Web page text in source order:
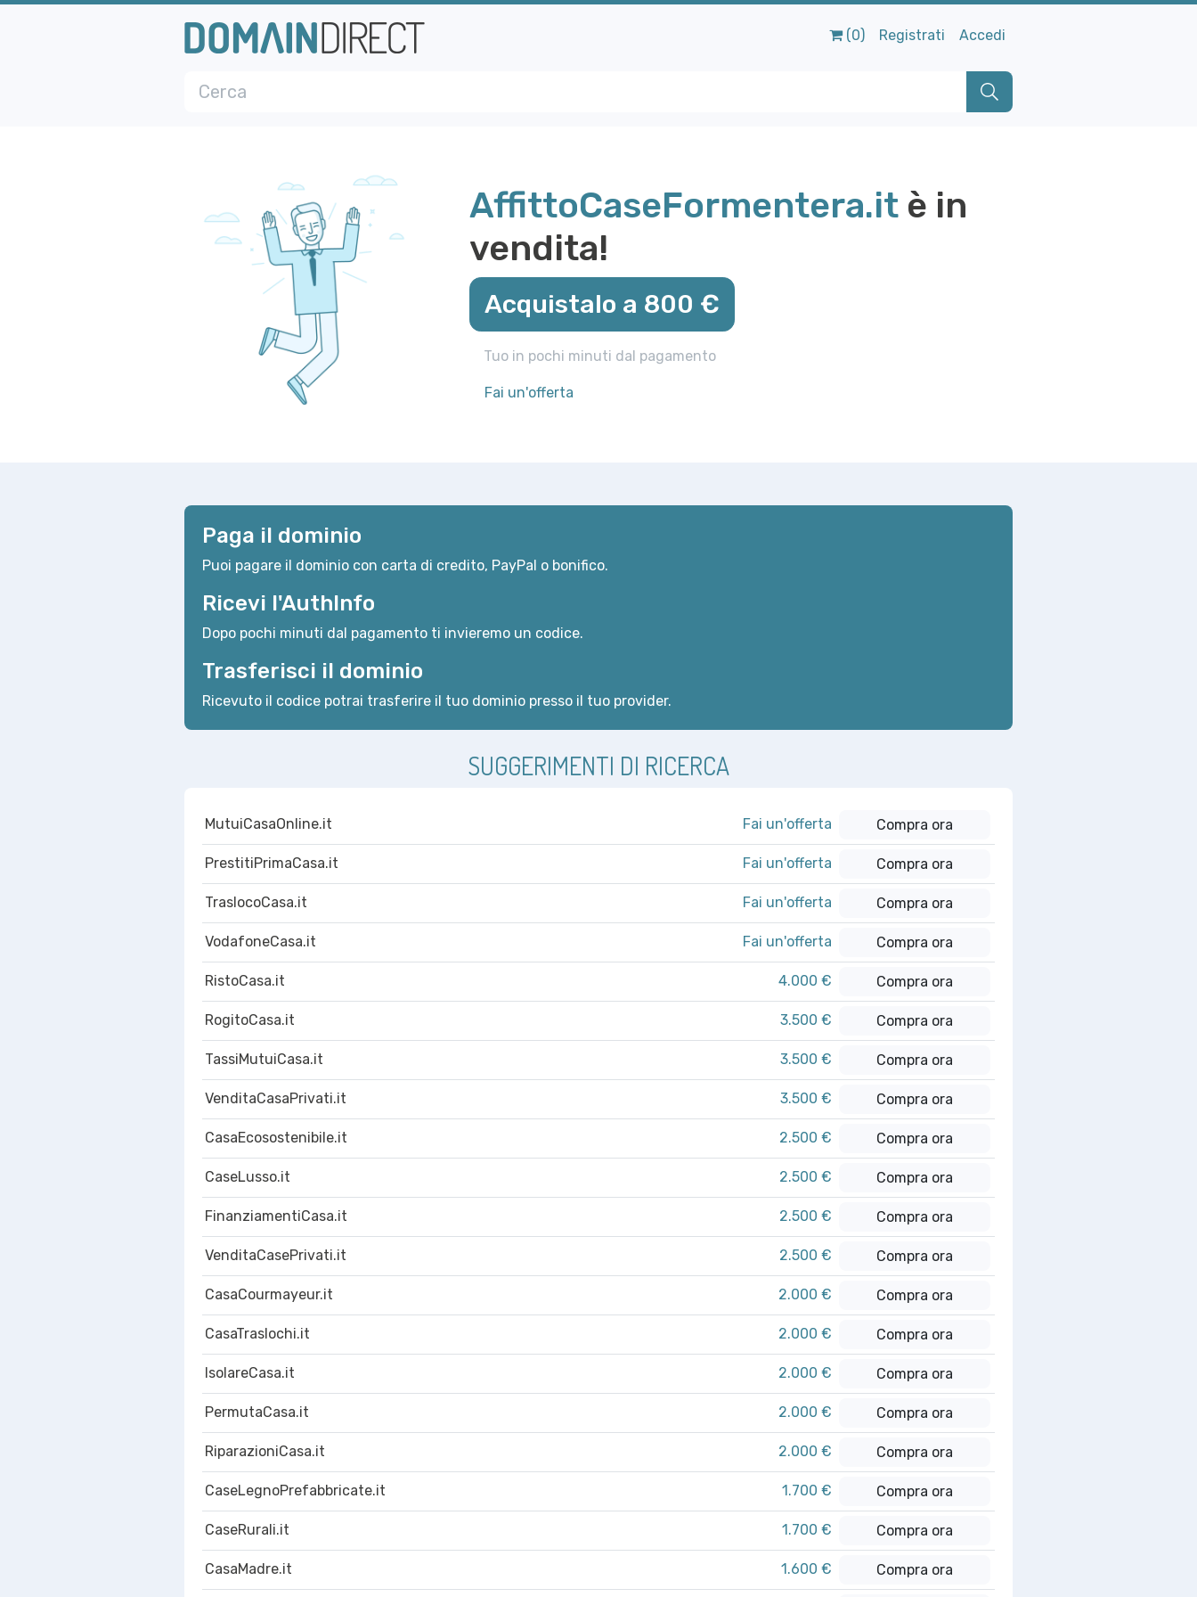
(0) Registrati Accedi
AffittoCaseFormentera.itè in
vendita!
Acquistalo a 800 €
Tuo in pochi minuti dal pagamento
Fai un'offerta
Paga il dominio
Puoi pagare il dominio con carta di credito, PayPal o bonifico.
Ricevi l'AuthInfo
Dopo pochi minuti dal pagamento ti invieremo un codice.
Trasferisci il dominio
Ricevuto il codice potrai trasferire il tuo dominio presso il tuo provider.
SUGGERIMENTI DI RICERCA
MutuiCasaOnline.it Fai un'offerta Compra ora
PrestitiPrimaCasa.it Fai un'offerta Compra ora
TraslocoCasa.it Fai un'offerta Compra ora
VodafoneCasa.it Fai un'offerta Compra ora
RistoCasa.it 4.000 € Compra ora
RogitoCasa.it 3.500 € Compra ora
TassiMutuiCasa.it 3.500 € Compra ora
VenditaCasaPrivati.it 3.500 € Compra ora
CasaEcosostenibile.it 2.500 € Compra ora
CaseLusso.it 2.500 € Compra ora
FinanziamentiCasa.it 2.500 € Compra ora
VenditaCasePrivati.it 2.500 € Compra ora
CasaCourmayeur.it 2.000 € Compra ora
CasaTraslochi.it 2.000 € Compra ora
IsolareCasa.it 2.000 € Compra ora
PermutaCasa.it 2.000 € Compra ora
RiparazioniCasa.it 2.000 € Compra ora
CaseLegnoPrefabbricate.it 1.700 € Compra ora
CaseRurali.it 1.700 € Compra ora
CasaMadre.it 1.600 € Compra ora